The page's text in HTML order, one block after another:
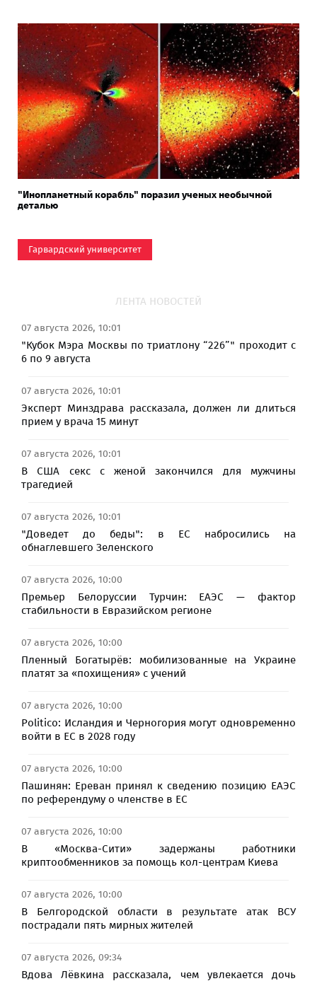
"Инопланетный корабль" поразил ученых необычной
деталью
Гарвардский университет
ЛЕНТА НОВОСТЕЙ
07 августа 2026, 10:01
"Кубок Мэра Москвы по триатлону “226”" проходит с
6 по 9 августа
07 августа 2026, 10:01
Эксперт Минздрава рассказала, должен ли длиться
прием у врача 15 минут
07 августа 2026, 10:01
В США секс с женой закончился для мужчины
трагедией
07 августа 2026, 10:01
"Доведет до беды": в ЕС набросились на
обнаглевшего Зеленского
07 августа 2026, 10:00
Премьер Белоруссии Турчин: ЕАЭС — фактор
стабильности в Евразийском регионе
07 августа 2026, 10:00
Пленный Богатырёв: мобилизованные на Украине
платят за «похищения» с учений
07 августа 2026, 10:00
Politico: Исландия и Черногория могут одновременно
войти в ЕС в 2028 году
07 августа 2026, 10:00
Пашинян: Ереван принял к сведению позицию ЕАЭС
по референдуму о членстве в ЕС
07 августа 2026, 10:00
В «Москва-Сити» задержаны работники
криптообменников за помощь кол-центрам Киева
07 августа 2026, 10:00
В Белгородской области в результате атак ВСУ
пострадали пять мирных жителей
07 августа 2026, 09:34
Вдова Лёвкина рассказала, чем увлекается дочь